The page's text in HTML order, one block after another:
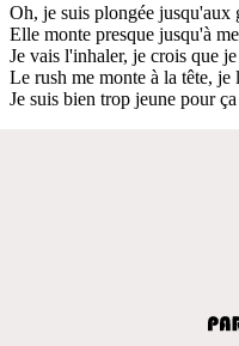
Oh, je suis plongée jusqu'aux
Elle monte presque jusqu'à
Je vais l'inhaler, je crois que
Le rush me monte à la tête, je
Je suis bien trop jeune pour ça